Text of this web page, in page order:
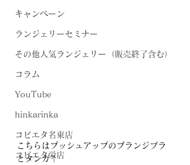
キャンペーン
ランジェリーセミナー
その他人気ランジェリー（販売終了含む）
コラム
YouTube
hinkarinka
コビエタ名東店
コビエタ栄店
こちらはプッシュアップのプランジブラ
とタンガ↑